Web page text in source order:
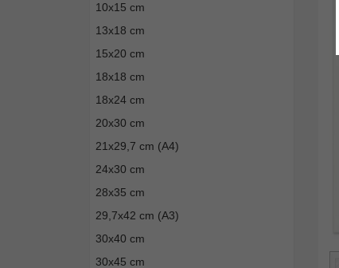
10x15 cm
13x18 cm
15x20 cm
18x18 cm
18x24 cm
20x30 cm
21x29,7 cm (A4)
24x30 cm
28x35 cm
29,7x42 cm (A3)
30x40 cm
30x45 cm